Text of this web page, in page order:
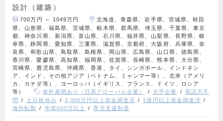
設計（建築）
700万円 ～ 1049万円
北海道、青森県、岩手県、宮城県、秋田
県、山形県、福島県、茨城県、栃木県、群馬県、埼玉県、千葉県、東京
都、神奈川県、新潟県、富山県、石川県、福井県、山梨県、長野県、岐
阜県、静岡県、愛知県、三重県、滋賀県、京都府、大阪府、兵庫県、奈
良県、和歌山県、鳥取県、島根県、岡山県、広島県、山口県、徳島県、
香川県、愛媛県、高知県、福岡県、佐賀県、長崎県、熊本県、大分県、
宮崎県、鹿児島県、沖縄県、香港、タイ、シンガポール、インドネシ
ア、インド、その他アジア（ベトナム、ミャンマー等）、北米（アメリ
カ、カナダ等）、ヨーロッパ（イギリス、フランス、ドイツ、ロシア
等）
海外展開あり（日系グローバル企業） 大手企業
英語力不
問
土日祝休み 3,000万円以上資金調達済
1億円以上資金調達済
海外転勤
年収600万以上 育児支援制度